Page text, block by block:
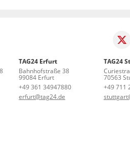
TAG24 Erfurt
Bahnhofstraße 38
99084 Erfurt
+49 361 34947880
erfurt@tag24.de
TAG24
70563
+49 711